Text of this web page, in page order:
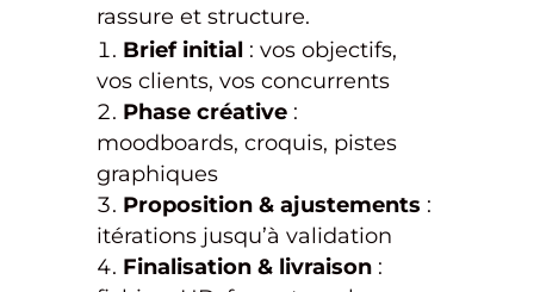
rassure et structure.
Brief initial : vos objectifs,
vos clients, vos concurrents
Phase créative:
moodboards, croquis, pistes
graphiques
Proposition & ajustements :
itérations jusqu’à validation
Finalisation & livraison: